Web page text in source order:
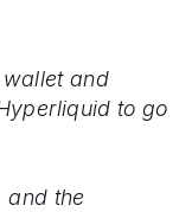
and
to go
and the